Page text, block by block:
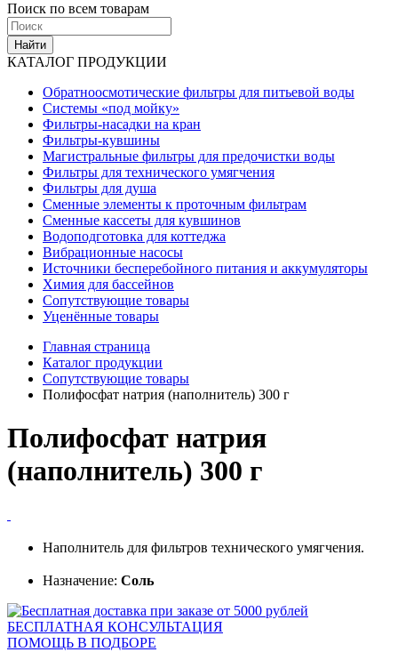
Поиск по всем товарам
Найти
КАТАЛОГ ПРОДУКЦИИ
Обратноосмотические фильтры для питьевой воды
Системы «под мойку»
Фильтры-насадки на кран
Фильтры-кувшины
Магистральные фильтры для предочистки воды
Фильтры для технического умягчения
Фильтры для душа
Сменные элементы к проточным фильтрам
Сменные кассеты для кувшинов
Водоподготовка для коттеджа
Вибрационные насосы
Источники бесперебойного питания и аккумуляторы
Химия для бассейнов
Сопутствующие товары
Уценённые товары
Главная страница
Каталог продукции
Сопутствующие товары
Полифосфат натрия (наполнитель) 300 г
Полифосфат натрия
(наполнитель) 300 г
Наполнитель для фильтров технического умягчения.
Назначение: Соль
БЕСПЛАТНАЯ КОНСУЛЬТАЦИЯ
ПОМОЩЬ В ПОДБОРЕ